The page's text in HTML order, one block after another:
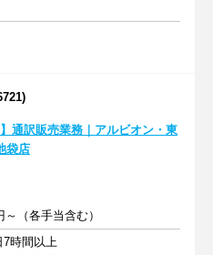
】通訳販売業務｜アルビオン・東
袋店
～（各手当含む）
7時間以上